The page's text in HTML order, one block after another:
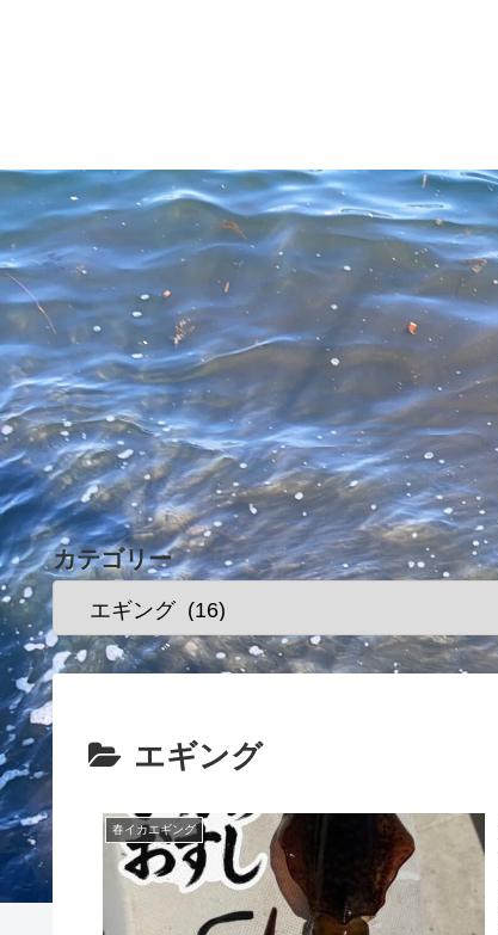
カテゴリー
エギング
春イカエギング